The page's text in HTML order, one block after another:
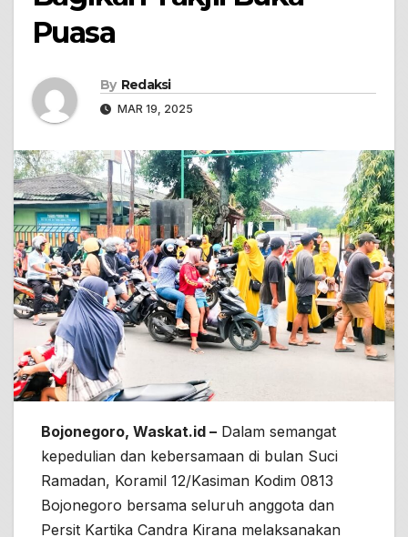
Puasa
By Redaksi
MAR 19, 2025
Bojonegoro, Waskat.id – Dalam semangat
kepedulian dan kebersamaan di bulan Suci
Ramadan, Koramil 12/Kasiman Kodim 0813
Bojonegoro bersama seluruh anggota dan
Persit Kartika Candra Kirana melaksanakan